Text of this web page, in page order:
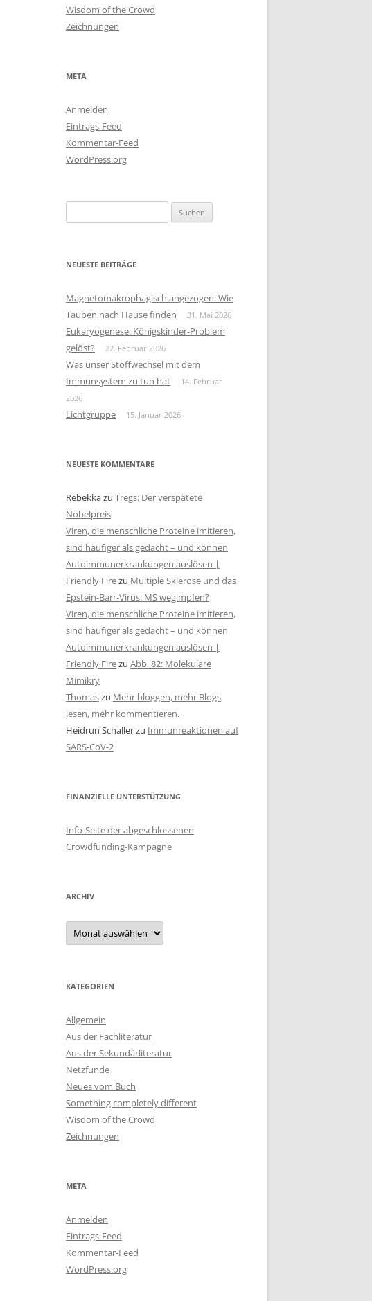
Wisdom of the Crowd
Zeichnungen
META
Anmelden
Eintrags-Feed
Kommentar-Feed
WordPress.org
nach:
NEUESTE BEITRÄGE
Magnetomakrophagisch angezogen: Wie
Tauben nach Hause finden
31. Mai 2026
Eukaryogenese: Königskinder-Problem
gelöst?
22. Februar 2026
Was unser Stoffwechsel mit dem
Immunsystem zu tun hat
14. Februar
2026
Lichtgruppe 15. Januar 2026
NEUESTE KOMMENTARE
Rebekkazu Tregs: Der verspätete
Nobelpreis
Viren, die menschliche Proteine imitieren,
sind häufiger als gedacht – und können
Autoimmunerkrankungen auslösen |
Friendly Firezu Multiple Sklerose und das
Epstein-Barr-Virus: MS wegimpfen?
Viren, die menschliche Proteine imitieren,
sind häufiger als gedacht – und können
Autoimmunerkrankungen auslösen |
Friendly Firezu Abb. 82: Molekulare
Mimikry
Thomaszu Mehr bloggen, mehr Blogs
lesen, mehr kommentieren.
Heidrun Schallerzu Immunreaktionen auf
SARS-CoV-2
FINANZIELLE UNTERSTÜTZUNG
Info-Seite der abgeschlossenen
Crowdfunding-Kampagne
ARCHIV
Archiv
KATEGORIEN
Allgemein
Aus der Fachliteratur
Aus der Sekundärliteratur
Netzfunde
Neues vom Buch
Something completely different
Wisdom of the Crowd
Zeichnungen
META
Anmelden
Eintrags-Feed
Kommentar-Feed
WordPress.org